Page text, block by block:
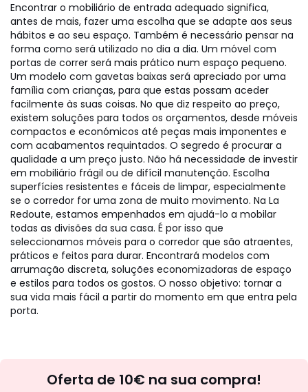
Encontrar o mobiliário de entrada adequado significa,
antes de mais, fazer uma escolha que se adapte aos seus
hábitos e ao seu espaço. Também é necessário pensar na
forma como será utilizado no dia a dia. Um móvel com
portas de correr será mais prático num espaço pequeno.
Um modelo com gavetas baixas será apreciado por uma
família com crianças, para que estas possam aceder
facilmente às suas coisas. No que diz respeito ao preço,
existem soluções para todos os orçamentos, desde móveis
compactos e económicos até peças mais imponentes e
com acabamentos requintados. O segredo é procurar a
qualidade a um preço justo. Não há necessidade de investir
em mobiliário frágil ou de difícil manutenção. Escolha
superfícies resistentes e fáceis de limpar, especialmente
se o corredor for uma zona de muito movimento. Na La
Redoute, estamos empenhados em ajudá-lo a mobilar
todas as divisões da sua casa. É por isso que
seleccionamos móveis para o corredor que são atraentes,
práticos e feitos para durar. Encontrará modelos com
arrumação discreta, soluções economizadoras de espaço
e estilos para todos os gostos. O nosso objetivo: tornar a
sua vida mais fácil a partir do momento em que entra pela
porta.
Oferta de 10€ na sua compra!